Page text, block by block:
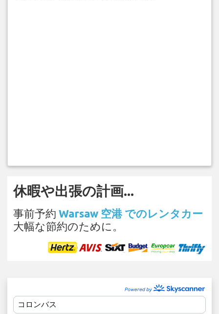
休暇や出張の計画...
事前予約 Warsaw 空港 でのレンタカー
大幅な節約のために。